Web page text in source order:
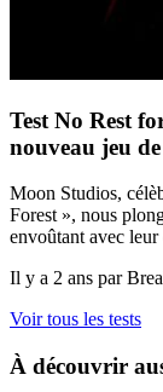
Test No Rest
nouveau jeu
Moon Studios,
Forest », nous
envoûtant avec
Il y a 2 ans par
Voir tous les tests
À découvrir